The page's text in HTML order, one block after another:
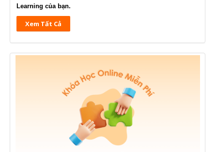
Learning của bạn.
Xem Tất Cả